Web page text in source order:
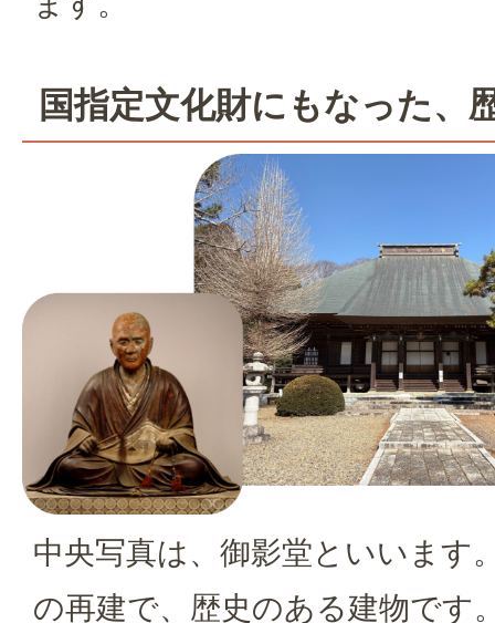
国指定文化財にもなった、
中央写真は、御影堂といいます
の再建で、歴史のある建物です